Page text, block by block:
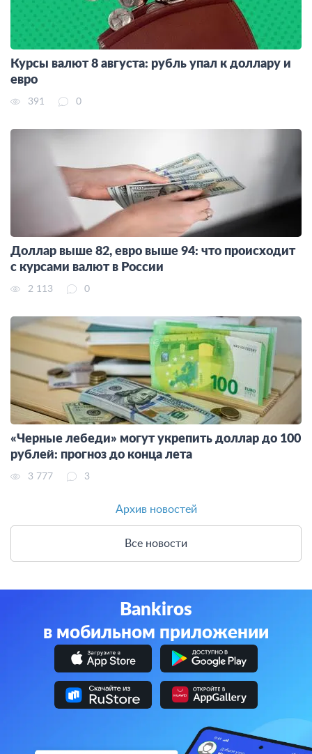
Курсы валют 8 августа: рубль упал к доллару и
евро
391 0
Доллар выше 82, евро выше 94: что происходит
с курсами валют в России
2 113 0
«Черные лебеди» могут укрепить доллар до 100
рублей: прогноз до конца лета
3 777 3
Архив новостей
Все новости
Bankiros
в мобильном приложении